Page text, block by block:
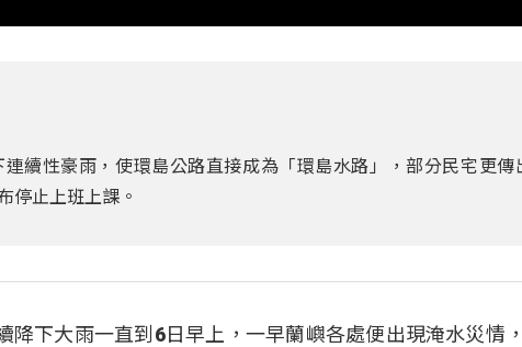
續性豪雨，使環島公路直接成為「環島水路」，部分民宅更傳
停止上班上課。
降下大雨一直到6日早上，一早蘭嶼各處便出現淹水災情